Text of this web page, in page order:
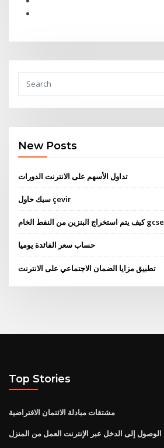
New Posts
تداول الأسهم على الانترنت الدورات
سيك حاول çevir
كيف يتم استخراج البنزين من النفط الخام gcse
حساب سعر الفائدة يوميا
تطبيق مزايا الضمان الاجتماعي على الانترنت
Top Stories
مشتقات مبادلة الائتمان الافتراضية
الوصول إلى الدخل عبر الإنترنت العمل من المنزل